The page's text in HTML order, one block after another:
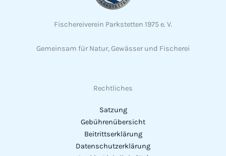
Fischereiverein Parkstetten 1975 e. V.
Gemeinsam für Natur, Gewässer und Fischerei
Rechtliches
Satzung
Gebührenübersicht
Beitrittserklärung
Datenschutzerklärung